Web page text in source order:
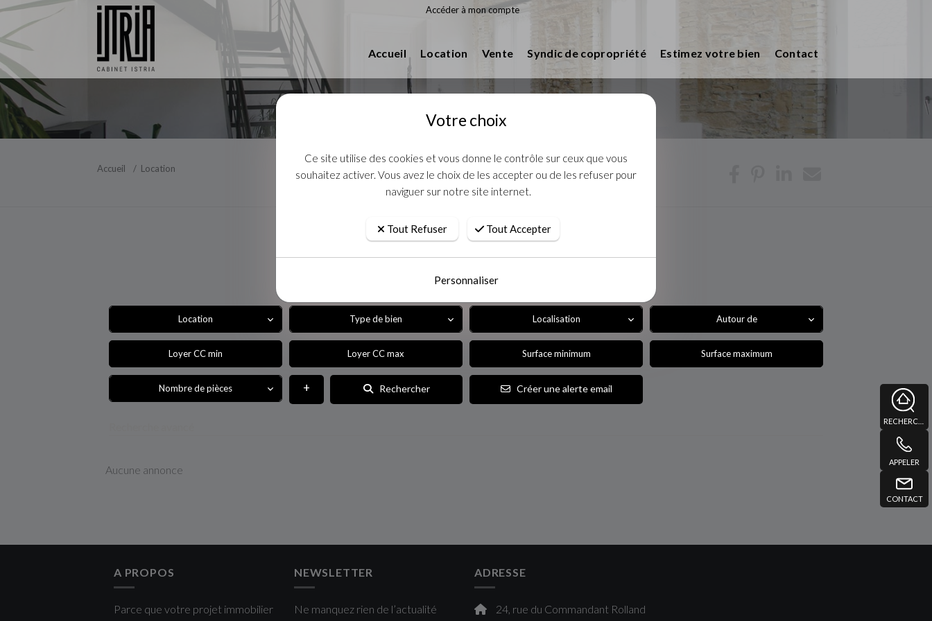
Accéder à mon compte
Accueil Location Vente Syndic de copropriété Estimez votre bien Contact
APPELER
CONTACT
Accueil Location
Location
Location Type de bien Localisation Autour de
Nombre de pièces Rechercher Créer une alerte email
Aucune annonce
A PROPOS
Parce que votre projet immobilier
NEWSLETTER
Ne manquez rien de l’actualité
ADRESSE
24, rue du Commandant Rolland
Votre choix
Ce site utilise des cookies et vous donne le contrôle sur ceux que vous
souhaitez activer. Vous avez le choix de les accepter ou de les refuser pour
naviguer sur notre site internet.
Tout Refuser Tout Accepter
Personnaliser